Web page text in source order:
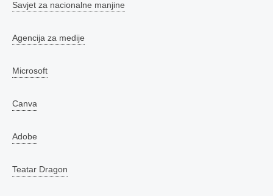
Savjet za nacionalne manjine
Agencija za medije
Microsoft
Canva
Adobe
Teatar Dragon